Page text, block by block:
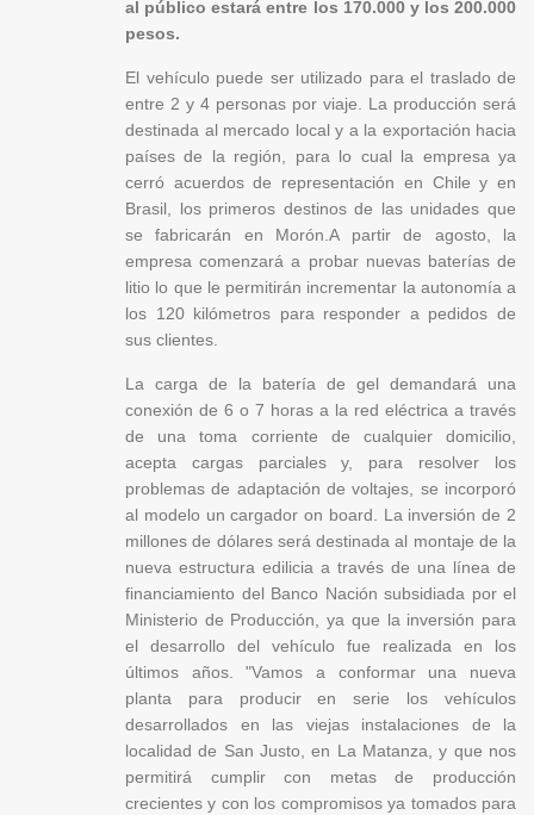
al público estará entre los 170.000 y los 200.000
pesos.
El vehículo puede ser utilizado para el traslado de
entre 2 y 4 personas por viaje. La producción será
destinada al mercado local y a la exportación hacia
países de la región, para lo cual la empresa ya
cerró acuerdos de representación en Chile y en
Brasil, los primeros destinos de las unidades que
se fabricarán en Morón.A partir de agosto, la
empresa comenzará a probar nuevas baterías de
litio lo que le permitirán incrementar la autonomía a
los 120 kilómetros para responder a pedidos de
sus clientes.
La carga de la batería de gel demandará una
conexión de 6 o 7 horas a la red eléctrica a través
de una toma corriente de cualquier domicilio,
acepta cargas parciales y, para resolver los
problemas de adaptación de voltajes, se incorporó
al modelo un cargador on board. La inversión de 2
millones de dólares será destinada al montaje de la
nueva estructura edilicia a través de una línea de
financiamiento del Banco Nación subsidiada por el
Ministerio de Producción, ya que la inversión para
el desarrollo del vehículo fue realizada en los
últimos años. "Vamos a conformar una nueva
planta para producir en serie los vehículos
desarrollados en las viejas instalaciones de la
localidad de San Justo, en La Matanza, y que nos
permitirá cumplir con metas de producción
crecientes y con los compromisos ya tomados para